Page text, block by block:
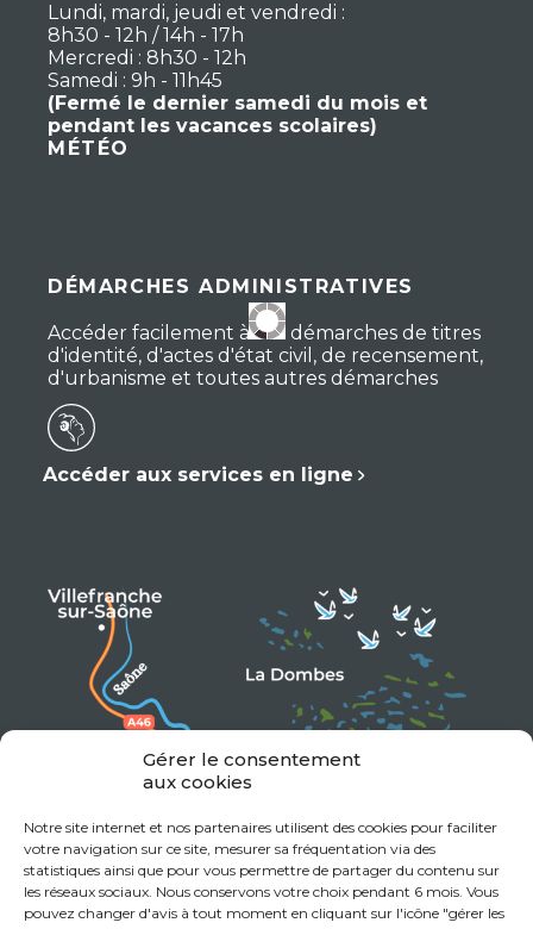
Gérer le consentement
aux cookies
Notre site internet et nos partenaires utilisent des cookies pour faciliter
votre navigation sur ce site, mesurer sa fréquentation via des
statistiques ainsi que pour vous permettre de partager du contenu sur
les réseaux sociaux. Nous conservons votre choix pendant 6 mois. Vous
pouvez changer d'avis à tout moment en cliquant sur l'icône "gérer les
Lundi, mardi, jeudi et vendredi :
8h30 - 12h / 14h - 17h
Mercredi : 8h30 - 12h
Samedi : 9h - 11h45
(Fermé le dernier samedi du mois et
pendant les vacances scolaires)
MÉTÉO
DÉMARCHES ADMINISTRATIVES
Accéder facilement à vos démarches de titres
d'identité, d'actes d'état civil, de recensement,
d'urbanisme et toutes autres démarches
Accéder aux services en ligne